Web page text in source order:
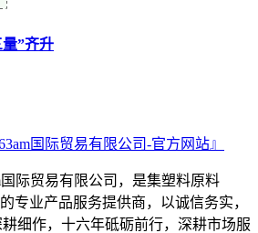
”齐升
国际贸易有限公司，是集塑料原料
专业产品服务提供商，以诚信务实，
细作，十六年砥砺前行，深耕市场服